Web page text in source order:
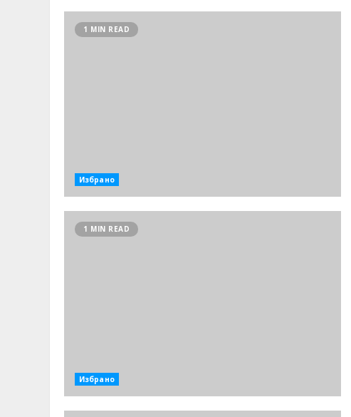
1 MIN READ
Избрано
1 MIN READ
Избрано